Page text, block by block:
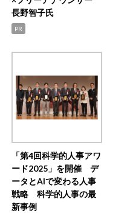
長野智子氏
PR
「第4回科学的人事アワ
ード2025」を開催 デ
ータとAIで変わる人事
戦略 科学的人事の最
新事例